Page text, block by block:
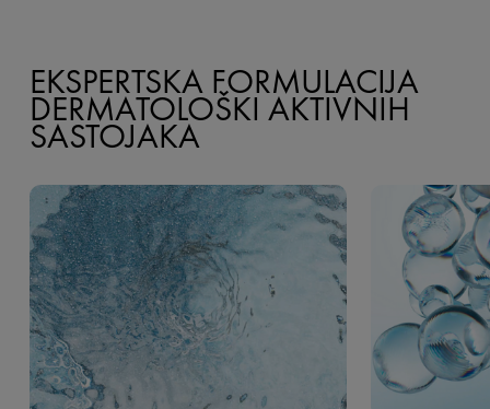
EKSPERTSKA FORMULACIJA
DERMATOLOŠKI AKTIVNIH
SASTOJAKA